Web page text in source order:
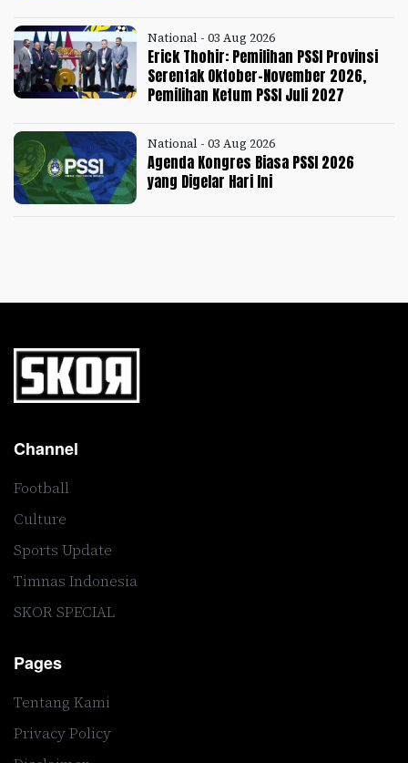
National - 03 Aug 2026
Erick Thohir: Pemilihan PSSI Provinsi
Serentak Oktober-November 2026,
Pemilihan Ketum PSSI Juli 2027
National - 03 Aug 2026
Agenda Kongres Biasa PSSI 2026
yang Digelar Hari Ini
Channel
Football
Culture
Sports Update
Timnas Indonesia
SKOR SPECIAL
Pages
Tentang Kami
Privacy Policy